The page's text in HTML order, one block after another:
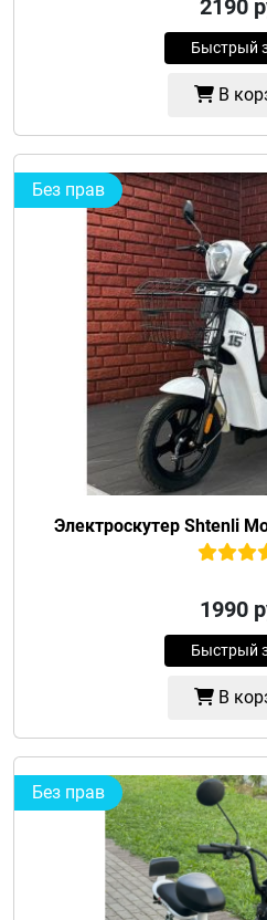
2190
Быстрый
В
Без прав
Электроскутер Shtenli
1990
Быстрый
В
Без прав